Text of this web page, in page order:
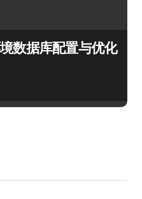
数据库配置与优化